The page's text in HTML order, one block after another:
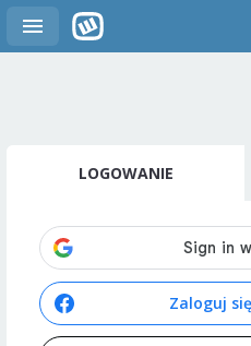
LOGOWANIE
Zaloguj